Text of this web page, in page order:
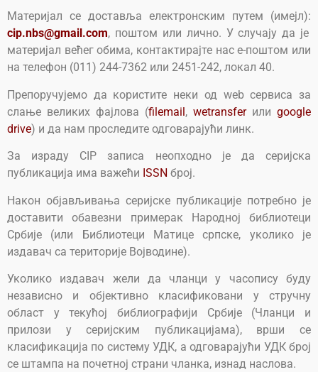
Материјал се доставља електронским путем (имејл):
cip.nbs@gmail.com, поштом или лично. У случају да је
материјал већег обима, контактирајте нас е-поштом или
на телефон (011) 244-7362 или 2451-242, локал 40.
Препоручујемо да користите неки од web сервиса за
слање великих фајлова (filemail, wetransferили google
drive) и да нам проследите одговарајући линк.
За израду CIP записа неопходно је да серијска
публикација има важећи ISSN број.
Након објављивања серијске публикације потребно је
доставити обавезни примерак Народној библиотеци
Србије (или Библиотеци Матице српске, уколико је
издавач са територије Војводине).
Уколико издавач жели да чланци у часопису буду
независно и објективно класификовани у стручну
област у текућој библиографији Србије (Чланци и
прилози у серијским публикацијама), врши се
класификација по систему УДК, а одговарајући УДК број
се штампа на почетној страни чланка, изнад наслова.